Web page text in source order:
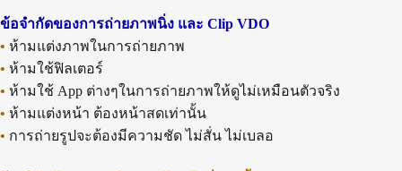
ข้อจำกัดของการถ่ายภาพนิ่ง และ Clip VDO
• ห้ามแต่งภาพในการถ่ายภาพ
• ห้ามใช้ฟิลเตอร์
• ห้ามใช้ App ต่างๆในการถ่ายภาพให้ดูไม่เหมือนตัวจริง
• ห้ามแต่งหน้า ต้องหน้าสดเท่านั้น
• การถ่ายรูปจะต้องมีความชัด ไม่สั่น ไม่เบลอ